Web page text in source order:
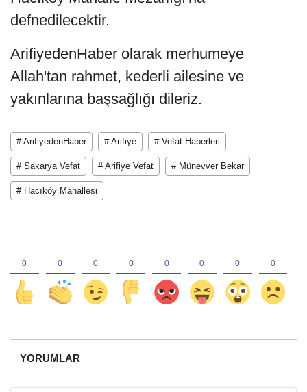
defnedilecektir.
ArifiyedenHaber olarak merhumeye
Allah'tan rahmet, kederli ailesine ve
yakınlarına başsağlığı dileriz.
# ArifiyedenHaber # Arifiye # Vefat Haberleri
# Sakarya Vefat # Arifiye Vefat # Münevver Bekar
# Hacıköy Mahallesi
YORUMLAR